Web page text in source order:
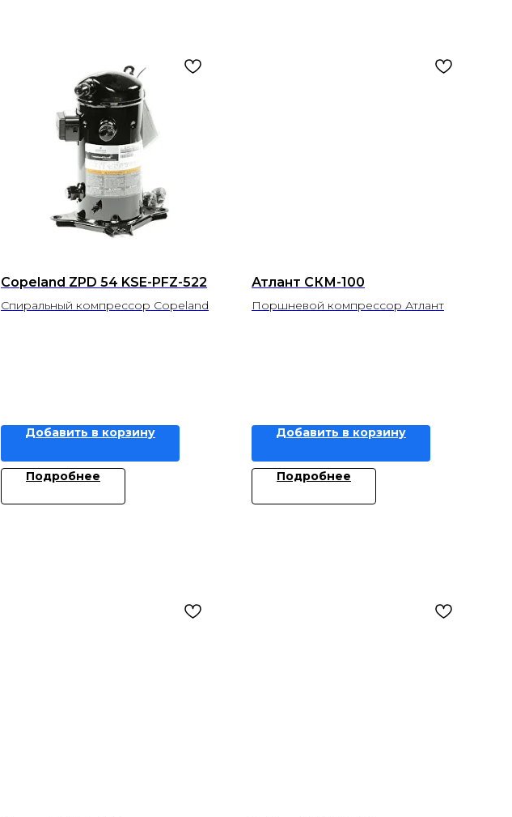
Copeland ZPD 54 KSE-PFZ-522
Спиральный компрессор Copeland
Добавить в корзину
Подробнее
Атлант СКМ-100
Поршневой компрессор Атлант
Добавить в корзину
Подробнее